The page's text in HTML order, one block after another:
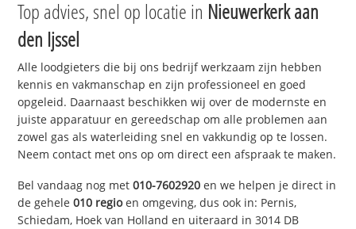
Top advies, snel op locatie in Nieuwerkerk aan
den Ijssel
Alle loodgieters die bij ons bedrijf werkzaam zijn hebben
kennis en vakmanschap en zijn professioneel en goed
opgeleid. Daarnaast beschikken wij over de modernste en
juiste apparatuur en gereedschap om alle problemen aan
zowel gas als waterleiding snel en vakkundig op te lossen.
Neem contact met ons op om direct een afspraak te maken.
Bel vandaag nog met010-7602920 en we helpen je direct in
de gehele010 regioen omgeving, dus ook in: Pernis,
Schiedam, Hoek van Holland en uiteraard in 3014 DB